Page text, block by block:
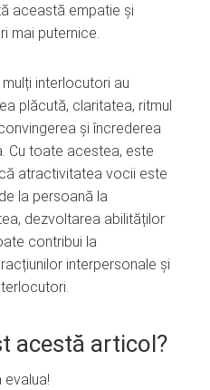
această empatie și
mai puternice.
interlocutori au
plăcută, claritatea, ritmul
și încrederea
Cu toate acestea, este
atractivitatea vocii este
la persoană la
dezvoltarea abilităților
contribui la
interpersonale și
acestă articol?
evalua!